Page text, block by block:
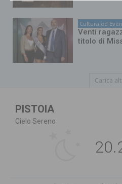
Cultura ed
Venti
titolo di
Carica
PISTOIA
Cielo Sereno